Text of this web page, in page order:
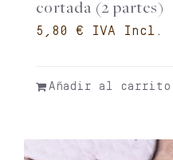
cortada (2 partes)
€
Añadir al carrito